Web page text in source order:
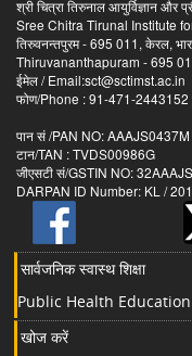
श्री चित्रा तिरुनाल आयुर्विज्ञान और
Sree Chitra Tirunal Institute
तिरुवनन्तपुरम - 695 011, केरल,
Thiruvananthapuram - 695
ईमेल / Email:sct@sctimst.ac.in
फोण/Phone : 91-471-
पान सं /PAN NO: AAAJS0437M
टान/TAN : TVDS00986G
जीएसटी सं/GSTIN NO:
DARPAN ID Number: KL /
सार्वजनिक स्वास्थ शिक्षा
Public Health Education
खोज करें